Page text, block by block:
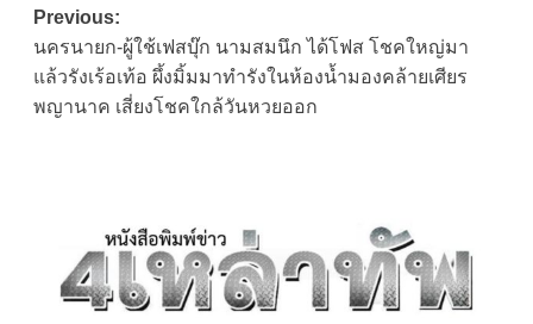
Post
navigation
Previous:
นครนายก-ผู้ใช้เฟสบุ๊ก นามสมนึก ได้โฟส โชคใหญ่มา
แล้วรังเร้อเท้อ ผึ้งมิ้มมาทำรังในห้องน้ำมองคล้ายเศียร
พญานาค เสี่ยงโชคใกล้วันหวยออก